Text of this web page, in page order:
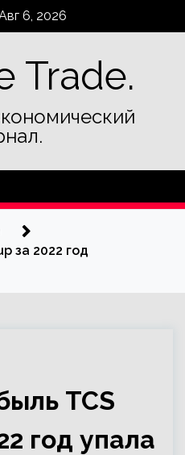
6, 2026
Trade.
за 2022 год
TCS
год упала